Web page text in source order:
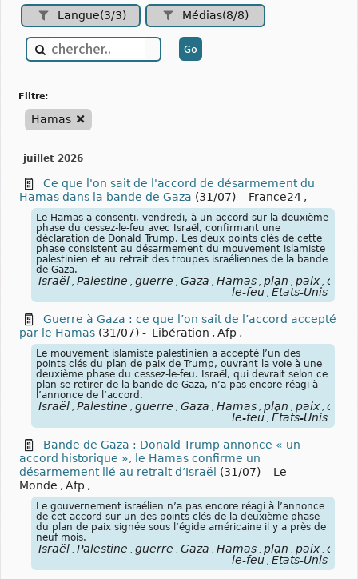
Langue(3/3) Médias(8/8)
filtre:
Hamas
juillet 2026
Ce que l'on sait de l'accord de désarmement du
Hamas dans la bande de Gaza (31/07) - France24 ,
Le Hamas a consenti, vendredi, à un accord sur la deuxième
phase du cessez-le-feu avec Israël, confirmant une
déclaration de Donald Trump. Les deux points clés de cette
phase consistent au désarmement du mouvement islamiste
palestinien et au retrait des troupes israéliennes de la bande
de Gaza.
Israël Palestine guerre Gaza Hamas plan paix
le-feu États-Unis
Guerre à Gaza : ce que l’on sait de l’accord accepté
par le Hamas (31/07) - Libération , Afp ,
Le mouvement islamiste palestinien a accepté l’un des
points clés du plan de paix de Trump, ouvrant la voie à une
deuxième phase du cessez-le-feu. Israël, qui devrait selon ce
plan se retirer de la bande de Gaza, n’a pas encore réagi à
l’annonce de l’accord.
Israël Palestine guerre Gaza Hamas plan paix
le-feu États-Unis
Bande de Gaza : Donald Trump annonce « un
accord historique », le Hamas confirme un
désarmement lié au retrait d’Israël
(31/07) - Le
Monde , Afp ,
Le gouvernement israélien n’a pas encore réagi à l’annonce
de cet accord sur un des points-clés de la deuxième phase
du plan de paix signée sous l’égide américaine il y a près de
neuf mois.
Israël Palestine guerre Gaza Hamas plan paix
le-feu États-Unis